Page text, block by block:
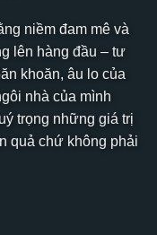
niềm đam mê và
lên hàng đầu – tư
khoăn, âu lo của
nhà của mình
trọng những giá trị
quả chứ không phải